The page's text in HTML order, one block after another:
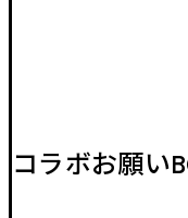
コラボお願い